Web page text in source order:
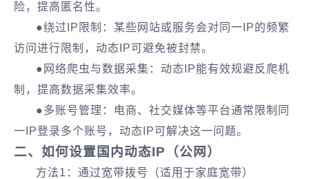
险，提高匿名性。
●绕过IP限制‌：某些网站或服务会对同一IP的频繁
访问进行限制，动态IP可避免被封禁。
●网络爬虫与数据采集‌：动态IP能有效规避反爬机
制，提高数据采集效率。
●‌多账号管理‌：电商、社交媒体等平台通常限制同
一IP登录多个账号，动态IP可解决这一问题。
二、如何设置国内动态IP（公网）
方法1：通过宽带拨号（适用于家庭宽带）